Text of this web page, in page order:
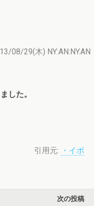
08/29(木) NY:AN:NY.AN
した。
引用元: ・イボ
次の投稿